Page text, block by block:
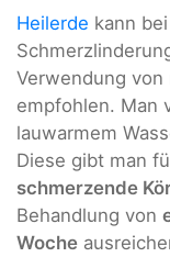
Heilerde kann
Verwendung von
empfohlen. Man
lauwarmem
Diese gibt man
schmerzende
Behandlung von
Woche